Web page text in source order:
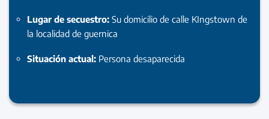
Lugar de secuestro: Su domicilio de calle KIngstown de
la localidad de guernica
Situación actual: Persona desaparecida